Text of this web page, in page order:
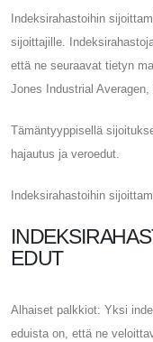
Indeksirahastoihin
sijoittajille.
että ne seuraavat tietyn
Jones Industrial Averagen,
Tämäntyyppisellä
hajautus ja veroedut.
Indeksirahastoihin
EDUT
Alhaiset palkkiot: Yksi
eduista on, että ne